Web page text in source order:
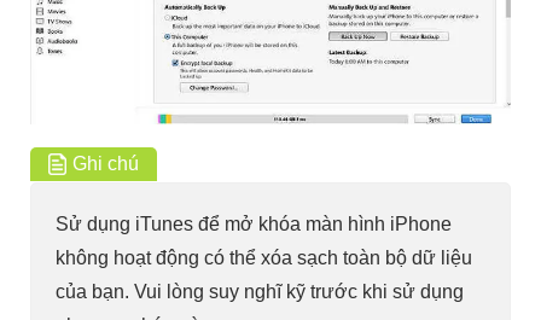
Ghi chú
Sử dụng iTunes để mở khóa màn hình iPhone
không hoạt động có thể xóa sạch toàn bộ dữ liệu
của bạn. Vui lòng suy nghĩ kỹ trước khi sử dụng